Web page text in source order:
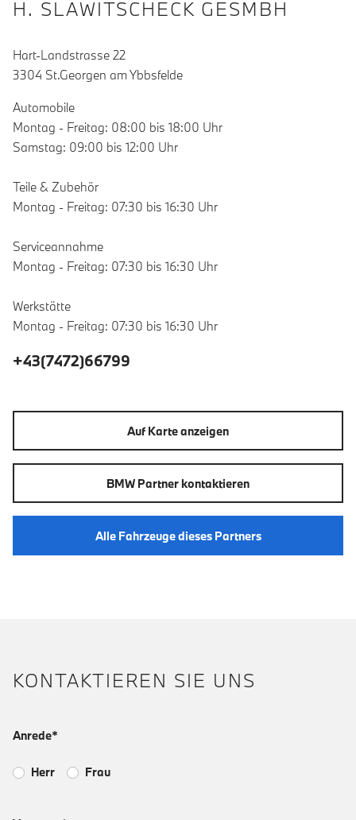
H. SLAWITSCHECK GESMBH
Hart-Landstrasse 22
3304 St.Georgen am Ybbsfelde
Automobile
Montag - Freitag: 08:00 bis 18:00 Uhr
Samstag: 09:00 bis 12:00 Uhr
Teile & Zubehör
Montag - Freitag: 07:30 bis 16:30 Uhr
Serviceannahme
Montag - Freitag: 07:30 bis 16:30 Uhr
Werkstätte
Montag - Freitag: 07:30 bis 16:30 Uhr
+43(7472)66799
Auf Karte anzeigen
BMW Partner kontaktieren
Alle Fahrzeuge dieses Partners
KONTAKTIEREN SIE UNS
Anrede*
Herr Frau